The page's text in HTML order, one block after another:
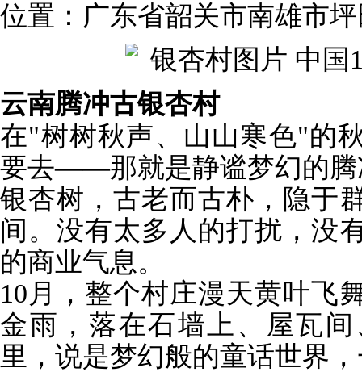
位置：广东省韶关市南雄市
云南腾冲古银杏村
在"树树秋声、山山寒色"的
要去——那就是静谧梦幻的腾
银杏树，古老而古朴，隐于
间。没有太多人的打扰，没
的商业气息。
10月，整个村庄漫天黄叶飞
金雨，落在石墙上、屋瓦
里，说是梦幻般的童话世界